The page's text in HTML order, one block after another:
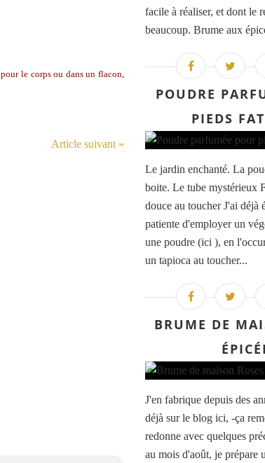
le corps ou dans un flacon,
Article suivant »
facile à réaliser, et dont le
beaucoup. Brume aux
POUDRE
PIEDS
Le jardin enchanté. La
boite. Le tube mystérieux
douce au toucher J'ai déjà
patiente d'employer un
une poudre (ici ), en
un tapioca au toucher...
BRUME DE
J'en fabrique depuis des
déjà sur le blog ici, -ça
redonne avec quelques
au mois d'août, je prépare